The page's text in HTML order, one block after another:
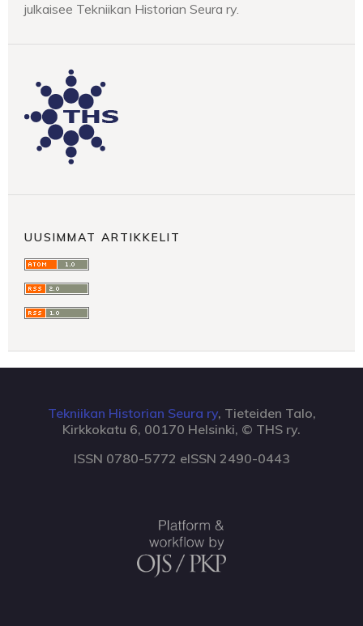
julkaisee Tekniikan Historian Seura ry.
UUSIMMAT ARTIKKELIT
Tekniikan Historian Seura ry, Tieteiden Talo,
Kirkkokatu 6, 00170 Helsinki, © THS ry.
ISSN 0780-5772 eISSN 2490-0443